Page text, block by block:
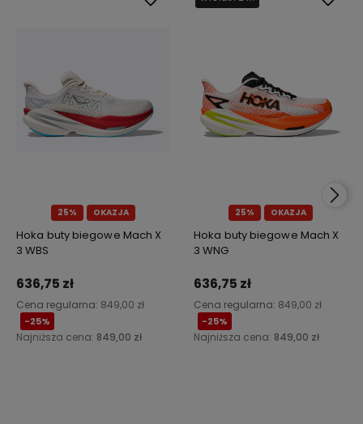
25% OKAZJA
Hoka buty biegowe Mach X
3 WBS
636,75 zł
Cena regularna: 849,00 zł
-25%
Najniższa cena: 849,00 zł
25% OKAZJA
Hoka buty biegowe Mach X
3 WNG
636,75 zł
Cena regularna: 849,00 zł
-25%
Najniższa cena: 849,00 zł